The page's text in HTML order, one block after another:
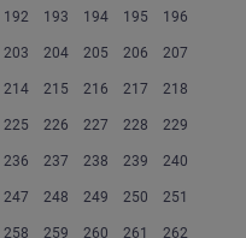
192 193 194 195 196
203 204 205 206 207
214 215 216 217 218
225 226 227 228 229
236 237 238 239 240
247 248 249 250 251
258 259 260 261 262